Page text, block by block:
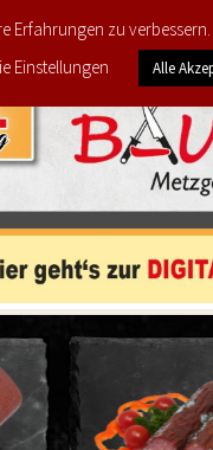
PRODUKTE
zu
Einstellungen Alle